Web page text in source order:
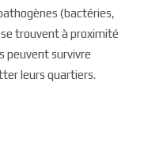
(bactéries,
trouvent à proximité
peuvent survivre
leurs quartiers.